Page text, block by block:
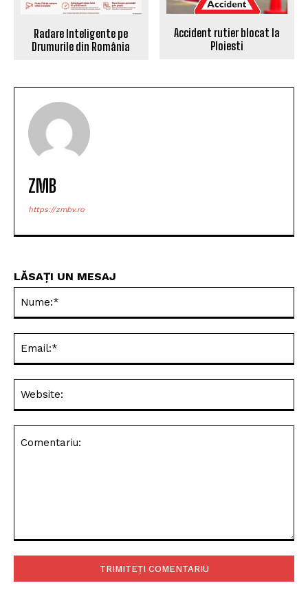
Radare Inteligente pe
Drumurile din România
Accident rutier blocat la
Ploiesti
ZMB
https://zmbv.ro
LĂSAȚI UN MESAJ